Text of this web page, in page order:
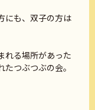
にも、双子の方は
れる場所があった
つぶつぶの会。